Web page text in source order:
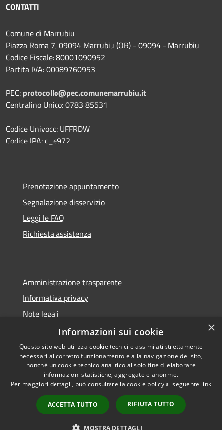
CONTATTI
Comune di Marrubiu
Piazza Roma 7, 09094 Marrubiu (OR) - 09094 - Marrubiu
Codice Fiscale: 80001090952
Partita IVA: 00089760953
PEC: protocollo@pec.comunemarrubiu.it
Centralino Unico: 0783 85531
Codice Univoco: UFFRDW
Codice IPA: c_e972
Prenotazione appuntamento
Segnalazione disservizio
Leggi le FAQ
Richiesta assistenza
Amministrazione trasparente
Informativa privacy
Note legali
Dichiarazione di accessibilità
RSS
Accessibilità
Copyright © 2026 • Comune di
Marrubiu • Powered by
Municipium•
Accesso
redazione
×
Informazioni sui cookie
Questo sito web utilizza cookie tecnici e assimilati strettamente
necessari al corretto funzionamento e alla navigazione del sito,
nonché un cookie tecnico analitico al solo fine di elaborare
informazioni statistiche, aggregate e anonime.
Per maggiori dettagli, può consultare la cookie policy al seguente link
ACCETTA TUTTO RIFIUTA TUTTO
MOSTRA DETTAGLI